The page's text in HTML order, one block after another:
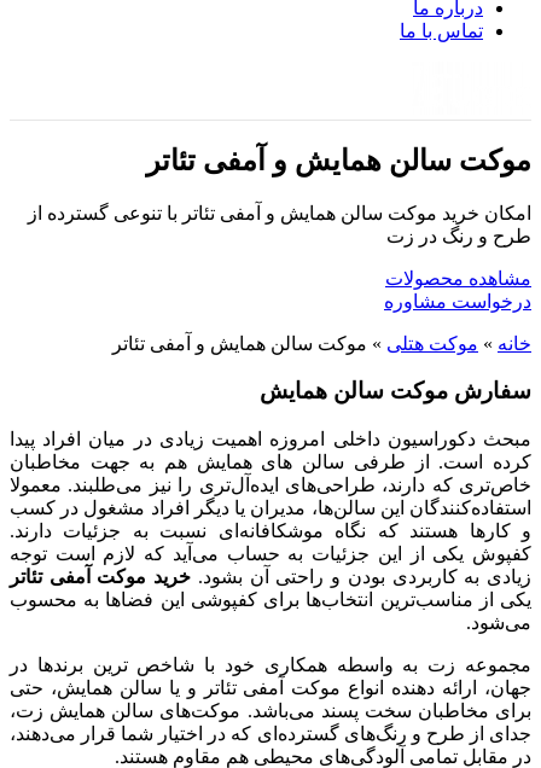
درباره ما
تماس با ما
موکت سالن همایش و آمفی تئاتر
امکان خرید موکت سالن همایش و آمفی تئاتر با تنوعی گسترده از
طرح و رنگ در زت
مشاهده محصولات
درخواست مشاوره
خانه » موکت هتلی » موکت سالن همایش و آمفی تئاتر
سفارش موکت سالن همایش
مبحث دکوراسیون داخلی امروزه اهمیت زیادی در میان افراد پیدا
کرده است. از طرفی سالن های همایش هم به جهت مخاطبان
خاص‌تری که دارند، طراحی‌های ایده‌آل‌تری را نیز می‌طلبند. معمولا
استفاده‌کنندگان این سالن‌ها، مدیران یا دیگر افراد مشغول در کسب
و کار‌ها هستند که نگاه موشکافانه‌‌ای نسبت به جزئیات دارند.
کفپوش یکی از این جزئیات به حساب می‌آید که لازم است توجه
زیادی به کاربردی بودن و راحتی آن بشود. خرید موکت آمفی تئاتر
یکی از مناسب‌ترین انتخاب‌ها برای کفپوشی این فضا‌ها به محسوب
می‌شود.
مجموعه زت به واسطه همکاری خود با شاخص ترین برند‌ها در
جهان، ارائه دهنده انواع موکت آمفی تئاتر و یا سالن همایش، حتی
برای مخاطبان سخت پسند می‌باشد. موکت‌های سالن همایش زت،
جدای از طرح و رنگ‌های گسترده‌ای که در اختیار شما قرار می‌دهند،
در مقابل تمامی آلودگی‌های محیطی هم مقاوم هستند.